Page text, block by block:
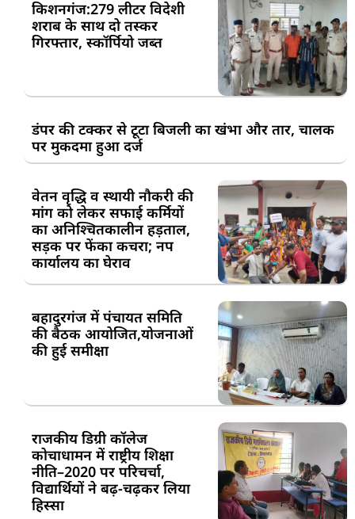
किशनगंज:279 लीटर विदेशी
शराब के साथ दो तस्कर
गिरफ्तार, स्कॉर्पियो जब्त
डंपर की टक्कर से टूटा बिजली का खंभा और तार, चालक
पर मुकदमा हुआ दर्ज
वेतन वृद्धि व स्थायी नौकरी की
मांग को लेकर सफाई कर्मियों
का अनिश्चितकालीन हड़ताल,
सड़क पर फेंका कचरा; नप
कार्यालय का घेराव
बहादुरगंज में पंचायत समिति
की बैठक आयोजित,योजनाओं
की हुई समीक्षा
राजकीय डिग्री कॉलेज
कोचाधामन में राष्ट्रीय शिक्षा
नीति–2020 पर परिचर्चा,
विद्यार्थियों ने बढ़-चढ़कर लिया
हिस्सा